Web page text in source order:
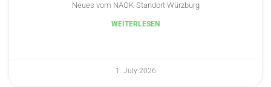
Neues vom NAOK-Standort Würzburg
WEITERLESEN
1. July 2026